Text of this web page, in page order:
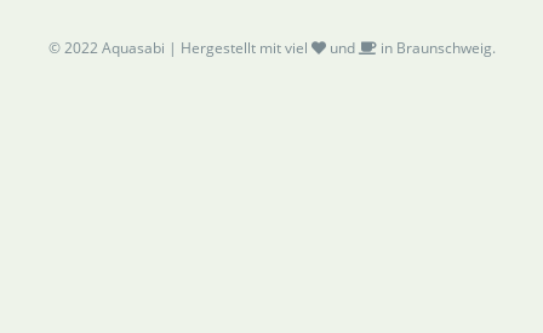
© 2022 Aquasabi | Hergestellt mit viel und in Braunschweig.